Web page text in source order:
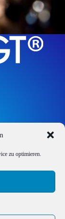
zu optimieren.